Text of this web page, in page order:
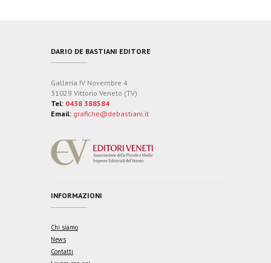
DARIO DE BASTIANI EDITORE
Galleria IV Novembre 4
31029 Vittorio Veneto (TV)
Tel: 0438 388584
Email: grafiche@debastiani.it
INFORMAZIONI
Chi siamo
News
Contatti